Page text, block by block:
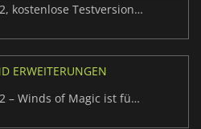
Warhammer: Vermintide 2, kostenlose Testversion für PC
ERWEITERUNGEN
Warhammer: Vermintide 2 – Winds of Magic ist für Xbox One jetzt verfügbar